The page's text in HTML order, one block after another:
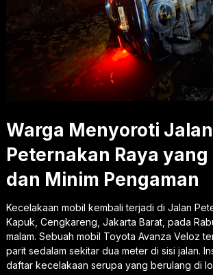
Warga Menyoroti Jalan
Peternakan Raya yang
dan Minim Pengaman
Kecelakaan mobil kembali terjadi di Jalan
Kapuk, Cengkareng, Jakarta Barat, pada
malam. Sebuah mobil Toyota Avanza Veloz
parit sedalam sekitar dua meter di sisi jalan.
daftar kecelakaan serupa yang berulang di